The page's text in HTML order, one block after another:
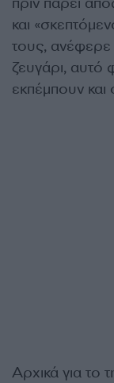
και
τους, ανέφερε
ζευγάρι, αυτό
εκπέμπουν και
Αρχικά για το